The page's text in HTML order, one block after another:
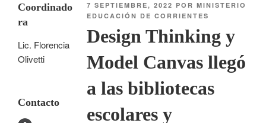
7 SEPTIEMBRE, 2022 PORMINISTERIO
EDUCACIÓN DE CORRIENTES
Design Thinking y
Model Canvas llegó
a las bibliotecas
escolares y
Coordinado
ra
Lic. Florencia
Olivetti
Contacto